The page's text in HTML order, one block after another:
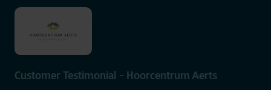
Customer Testimonial - Hoorcentrum Aerts